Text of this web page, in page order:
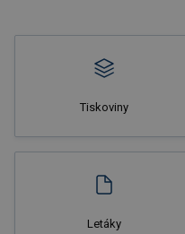
Tiskoviny
Letáky